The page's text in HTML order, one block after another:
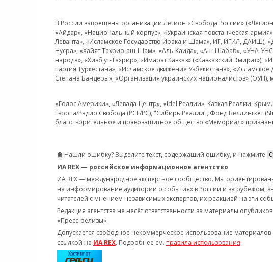
В России запрещены организации Легион «Свобода России»
«Айдар», «Национальный корпус», «Украинская повстанческая
Леванта», «Исламское Государство Ирака и Шама», ИГ, ИГИЛ, ДАИШ),
Нусра», «Хайят Тахрир-аш-Шам», «Аль-Каида», «Аш-Шабаб», «УНА-
народа», «Хизб ут-Тахрир», «Имарат Кавказ» («Кавказский
партия Туркестана», «Исламское движение Узбекистана»,
Степана Бандеры», «Организация украинских националистов»
«Голос Америки», «Левада-Центр», «Idel.Реалии», Кавказ.Реалии,
Европа/Радио Свобода (PCE/PC), "Сибирь.Реалии", Фонд Беллингкет
благотворительное и правозащитное общество «Мемориал»
Нашли ошибку? Выделите текст, содержащий ошибку, и нажмите
ИА REX — российское информационное агентство
ИА REX — международное экспертное сообщество. Мы
на информирование аудитории о событиях в России и за рубежом,
читателей с мнением независимых экспертов, их реакцией на эти
Редакция агентства не несёт ответственности за материалы
«Пресс-релизы».
Допускается свободное некоммерческое использование материалов
ссылкой на ИА REX. Подробнее см. правила использования.